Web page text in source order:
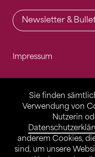
Sie finden
Verwendung von
Nutzerin
anderem Cookies,
sind, um unsere
Newsletter &
Impressum